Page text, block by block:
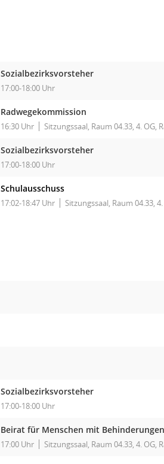
Sozialbezirksvorsteher
17:00-18:00 Uhr
Radwegekommission
16:30 Uhr Sitzungssaal, Raum 04.33, 4. OG,
Sozialbezirksvorsteher
17:00-18:00 Uhr
Schulausschuss
17:02-18:47 Uhr Sitzungssaal, Raum 04.33,
Sozialbezirksvorsteher
17:00-18:00 Uhr
Beirat für Menschen mit Behinderungen
17:00 Uhr Sitzungssaal, Raum 04.33, 4. OG,